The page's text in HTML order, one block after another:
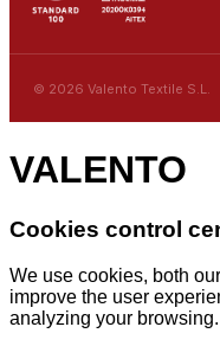
© 2026 Valento Textile S.L.
VALENTO
Cookies control
We use cookies, both
improve the user
analyzing your browsing.